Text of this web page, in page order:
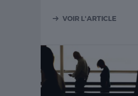
VOIR L'ARTICLE